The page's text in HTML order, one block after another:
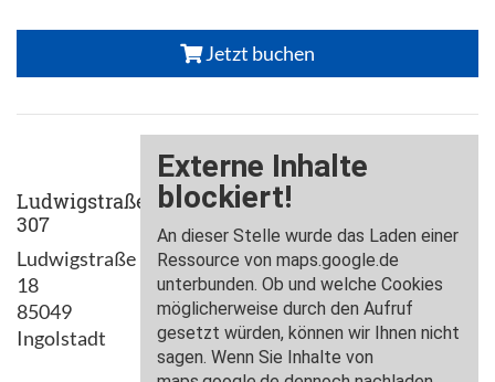
Jetzt buchen
Ludwigstraße
307
Ludwigstraße
18
85049
Ingolstadt